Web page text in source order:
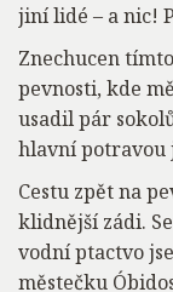
jiní lidé – a nic!
Znechucen
pevnosti, kde
usadil pár
hlavní potravou
Cestu zpět na
klidnější zádi.
vodní ptactvo
městečku